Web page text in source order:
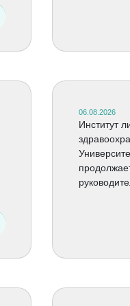
06.08.2026
Институт